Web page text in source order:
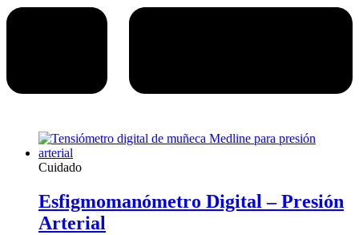
Cuidado
Esfigmomanómetro Digital – Presión
Arterial